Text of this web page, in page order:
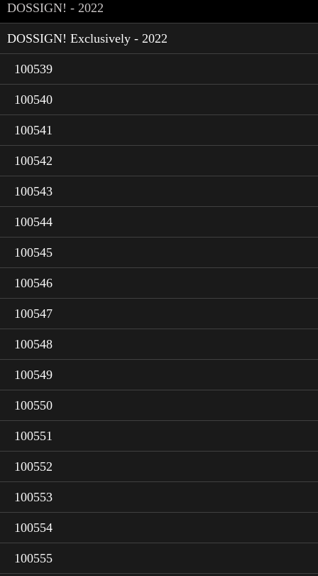
DOSSIGN! - 2022
DOSSIGN! Exclusively - 2022
100539
100540
100541
100542
100543
100544
100545
100546
100547
100548
100549
100550
100551
100552
100553
100554
100555